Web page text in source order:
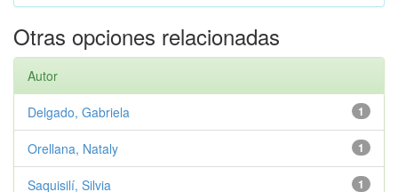
Otras opciones relacionadas
Autor
1
Delgado, Gabriela
1
Orellana, Nataly
1
Saquisilí, Silvia